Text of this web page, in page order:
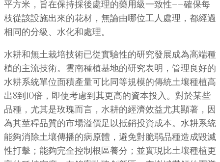
平方米，旨在保持採後處理的藥用級一致性——確保每
枝從該設施出來的花材，無論由哪位工人處理，都經過
相同的分級、水化和處理。
水耕和無土栽培技術已從實驗性的研究發展成為高端種
植的主流技術。雲南種植基地的研究表明，管理良好的
水耕系統單位面積產量可比同等規模的傳統土壤種植高
出8到10倍，即使考慮到其更高的資本投入。對於某些
品種，尤其是玫瑰而言，水耕的經濟效益尤其顯著，因
為其莖稈品質的市場溢價足以抵銷投資成本。水耕系統
能夠消除土壤傳播的病原體，避免對脆弱品種造成毀滅
性打擊；能夠完全控制根區養分；並實現比土壤種植更